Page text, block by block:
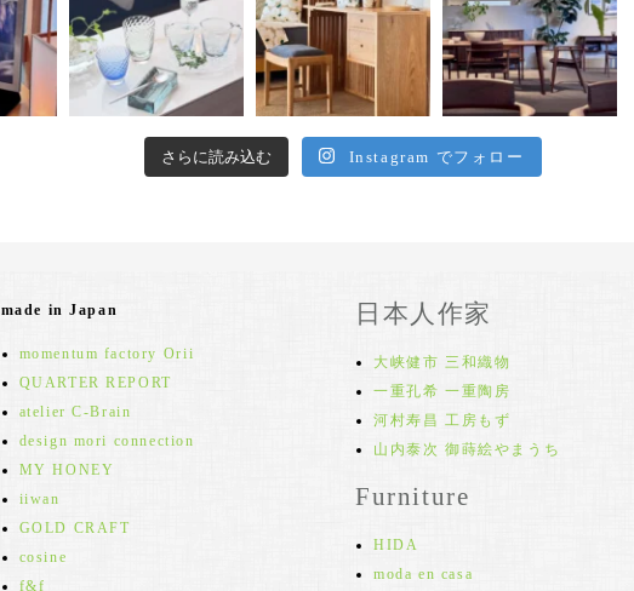
さらに読み込む Instagram でフォロー
made in Japan
momentum factory Orii
QUARTER REPORT
atelier C-Brain
design mori connection
MY HONEY
iiwan
GOLD CRAFT
cosine
f&f
日本人作家
大峡健市 三和織物
一重孔希 一重陶房
河村寿昌 工房もず
山内泰次 御蒔絵やまうち
Furniture
HIDA
moda en casa